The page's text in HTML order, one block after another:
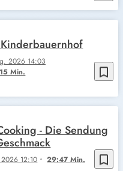
bookmark_border
2026 14:03
Min.
bookmark_border
2026 12:10 29:47 Min.
- Die Sendung